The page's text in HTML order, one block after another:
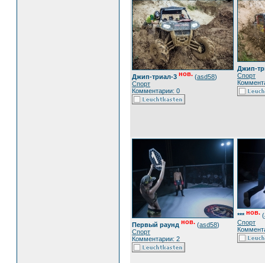
Джип-триал-3 нов. (asd58)
Спорт
Комментарии: 0
Джип-
Спорт
Первый раунд нов. (asd58)
Спорт
Комментарии: 2
*** нов. (
Спорт